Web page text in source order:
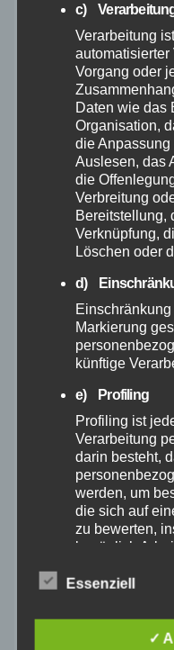
Dezember 2025
November 2025
Oktober 2025
September 2025
August 2025
Juli 2025
Juni 2025
Mai 2025
April 2025
März 2025
Februar 2025
Januar 2025
Dezember 2024
c)
Verarbeitung
automatisierter
Vorgang oder
Daten wie das
Organisation,
die Anpassung
Auslesen, das
die
Verbreitung
Bereitstellung,
Verknüpfung,
Löschen oder
d)
Markierung
künftige
e) Profiling
Profiling ist
Verarbeitung
darin besteht,
werden, um
die sich auf
zu bewerten,
bezüglich
Interessen,
natürlichen
vorherzusagen.
Essenziell
✓